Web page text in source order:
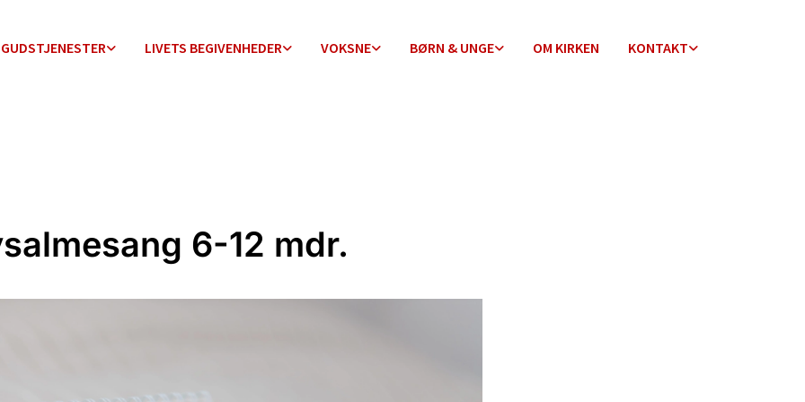
GUDSTJENESTER LIVETS BEGIVENHEDER VOKSNE BØRN & UNGE OM KIRKEN KONTAKT
6-12 mdr.